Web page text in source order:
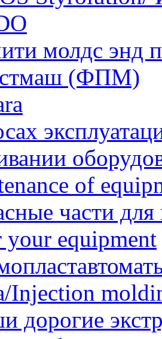
молдс энд
(ФПМ)
of
части для
your equipment
Injection